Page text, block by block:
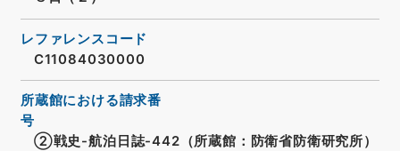
レファレンスコード
C11084030000
所蔵館における請求番
号
②戦史-航泊日誌-442（所蔵館：防衛省防衛研究所）